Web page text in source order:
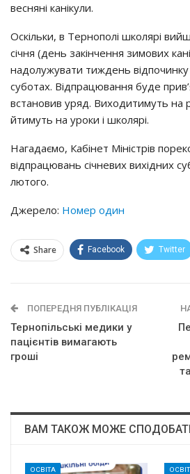
весняні канікули.
Оскільки, в Тернополі школярі
січня (день закінчення зимових
надолужувати тиждень
суботах. Відпрацювання буде
встановив уряд. Виходитимуть на
йтимуть на уроки і школярі.
Нагадаємо, Кабінет Міністрів
відпрацювань січневих вихідних
лютого.
Джерело: Номер один
Share Facebook Twitter
ПОПЕРЕДНЯ ПУБЛІКАЦІЯ
Тернопільські медики у
пацієнтів вимагають
гроші
ВАМ ТАКОЖ МОЖЕ
ОСВІТА